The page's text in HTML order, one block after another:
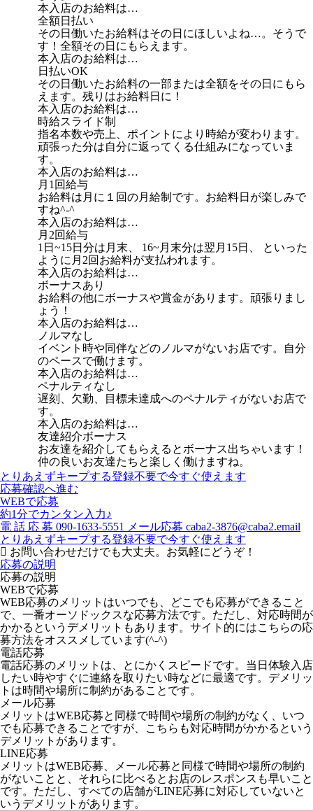
本入店のお給料は…
全額日払い
その日働いたお給料はその日にほしいよね…。そうで
す！全額その日にもらえます。
本入店のお給料は…
日払いOK
その日働いたお給料の一部または全額をその日にもら
えます。残りはお給料日に！
本入店のお給料は…
時給スライド制
指名本数や売上、ポイントにより時給が変わります。
頑張った分は自分に返ってくる仕組みになっていま
す。
本入店のお給料は…
月1回給与
お給料は月に１回の月給制です。お給料日が楽しみで
すね^-^
本入店のお給料は…
月2回給与
1日~15日分は月末、 16~月末分は翌月15日、 といった
ように月2回お給料が支払われます。
本入店のお給料は…
ボーナスあり
お給料の他にボーナスや賞金があります。頑張りまし
ょう！
本入店のお給料は…
ノルマなし
イベント時や同伴などのノルマがないお店です。自分
のペースで働けます。
本入店のお給料は…
ペナルティなし
遅刻、欠勤、目標未達成へのペナルティがないお店で
す。
本入店のお給料は…
友達紹介ボーナス
お友達を紹介してもらえるとボーナス出ちゃいます！
仲の良いお友達たちと楽しく働けますね。
とりあえずキープする登録不要で今すぐ使えます
応募確認へ進む
WEBで応募
約1分でカンタン入力♪
電 話 応 募 090-1633-5551 メール応募 caba2-3876@caba2.email
とりあえずキープする登録不要で今すぐ使えます
お問い合わせだけでも大丈夫。お気軽にどうぞ！
応募の説明
応募の説明
WEBで応募
WEB応募のメリットはいつでも、どこでも応募ができること
で、一番オーソドックスな応募方法です。ただし、対応時間が
かかるというデメリットもあります。サイト的にはこちらの応
募方法をオススメしています(^-^)
電話応募
電話応募のメリットは、とにかくスピードです。当日体験入店
したい時やすぐに連絡を取りたい時などに最適です。デメリッ
トは時間や場所に制約があることです。
メール応募
メリットはWEB応募と同様で時間や場所の制約がなく、いつ
でも応募できることですが、こちらも対応時間がかかるという
デメリットがあります。
LINE応募
メリットはWEB応募、メール応募と同様で時間や場所の制約
がないことと、それらに比べるとお店のレスポンスも早いこと
です。ただし、すべての店舗がLINE応募に対応していないと
いうデメリットがあります。